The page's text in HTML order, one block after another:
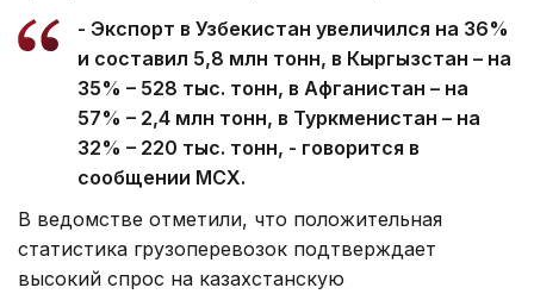
- Экспорт в Узбекистан увеличился на 36%
и составил 5,8 млн тонн, в Кыргызстан – на
35% – 528 тыс. тонн, в Афганистан – на
57% – 2,4 млн тонн, в Туркменистан – на
32% – 220 тыс. тонн, - говорится в
сообщении МСХ.
В ведомстве отметили, что положительная
статистика грузоперевозок подтверждает
высокий спрос на казахстанскую